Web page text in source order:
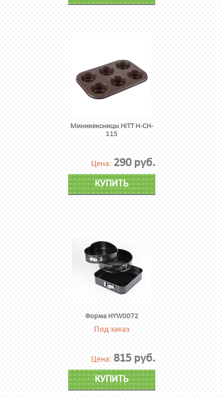
Миникексницы HITT H-CH-
115
Цена: 290 руб.
КУПИТЬ
Форма HYW0072
Под заказ
Цена: 815 руб.
КУПИТЬ